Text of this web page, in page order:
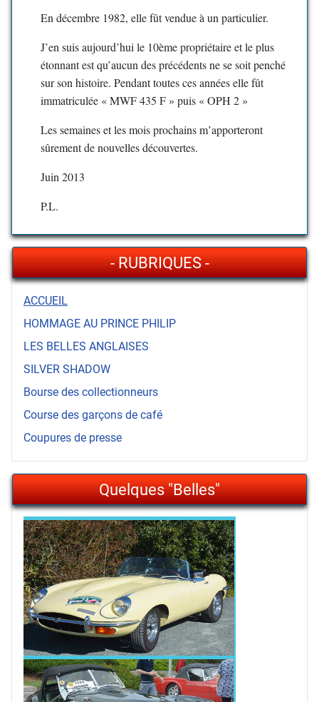
- RUBRIQUES -
ACCUEIL
HOMMAGE AU PRINCE PHILIP
LES BELLES ANGLAISES
SILVER SHADOW
Bourse des collectionneurs
Course des garçons de café
Coupures de presse
Quelques "Belles"
En décembre 1982, elle fût vendue à un particulier.
J’en suis aujourd’hui le 10ème propriétaire et le plus
étonnant est qu’aucun des précédents ne se soit penché
sur son histoire. Pendant toutes ces années elle fût
immatriculée « MWF 435 F » puis « OPH 2 »
Les semaines et les mois prochains m’apporteront
sûrement de nouvelles découvertes.
Juin 2013
P.L.